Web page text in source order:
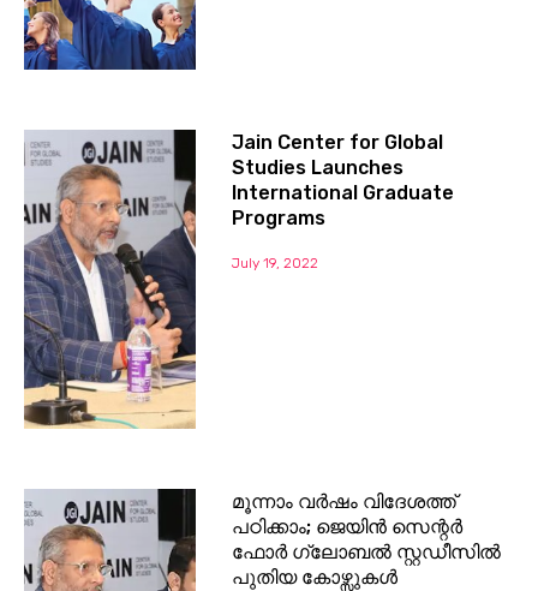
Jain Center for Global
Studies Launches
International Graduate
Programs
July 19, 2022
മൂന്നാം വർഷം വിദേശത്ത്
പഠിക്കാം; ജെയിൻ സെന്റർ
ഫോർ ഗ്ലോബൽ സ്റ്റഡീസിൽ
പുതിയ കോഴ്സുകൾ